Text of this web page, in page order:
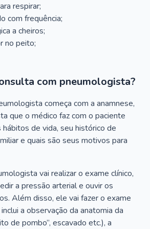
respirar;
com frequência;
a cheiros;
no peito;
com pneumologista?
começa com a anamnese,
que o médico faz com o paciente
hábitos de vida, seu histórico de
e quais são seus motivos para
vai realizar o exame clínico,
a pressão arterial e ouvir os
Além disso, ele vai fazer o exame
a observação da anatomia da
de pombo”, escavado etc.), a